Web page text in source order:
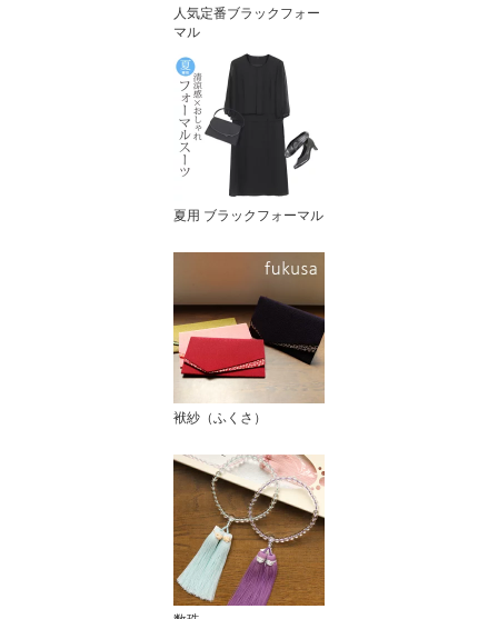
人気定番ブラックフォー
マル
夏用 ブラックフォーマル
袱紗（ふくさ）